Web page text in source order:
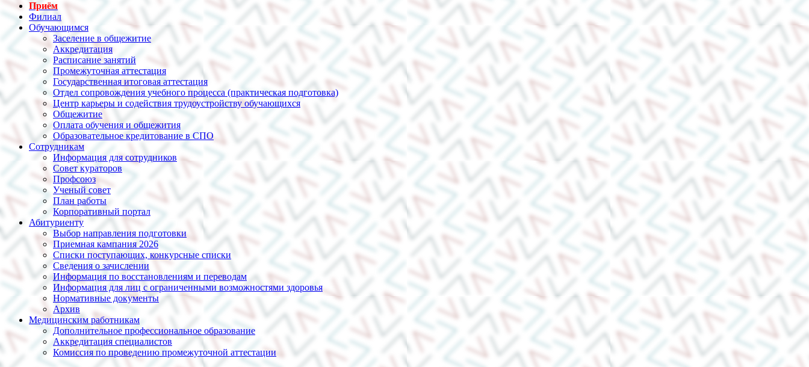
Приём
Филиал
Обучающимся
Заселение в общежитие
Аккредитация
Расписание занятий
Промежуточная аттестация
Государственная итоговая аттестация
Отдел сопровождения учебного процесса (практическая подготовка)
Центр карьеры и содействия трудоустройству обучающихся
Общежитие
Оплата обучения и общежития
Образовательное кредитование в СПО
Сотрудникам
Информация для сотрудников
Совет кураторов
Профсоюз
Ученый совет
План работы
Корпоративный портал
Абитуриенту
Выбор направления подготовки
Приемная кампания 2026
Списки поступающих, конкурсные списки
Сведения о зачислении
Информация по восстановлениям и переводам
Информация для лиц с ограниченными возможностями здоровья
Нормативные документы
Архив
Медицинским работникам
Дополнительное профессиональное образование
Аккредитация специалистов
Комиссия по проведению промежуточной аттестации